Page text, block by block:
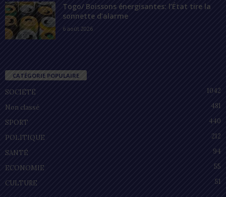
Togo/ Boissons énergisantes: l’État tire la
sonnette d’alarme
6 août 2026
CATÉGORIE POPULAIRE
SOCIÉTÉ
1042
Non classé
481
SPORT
440
POLITIQUE
212
SANTÉ
94
ECONOMIE
55
CULTURE
51